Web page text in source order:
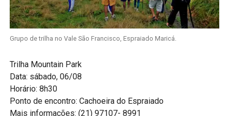
Grupo de trilha no Vale São Francisco, Espraiado Maricá.
Trilha Mountain Park
Data: sábado, 06/08
Horário: 8h30
Ponto de encontro: Cachoeira do Espraiado
Mais informações: (21) 97107- 8991